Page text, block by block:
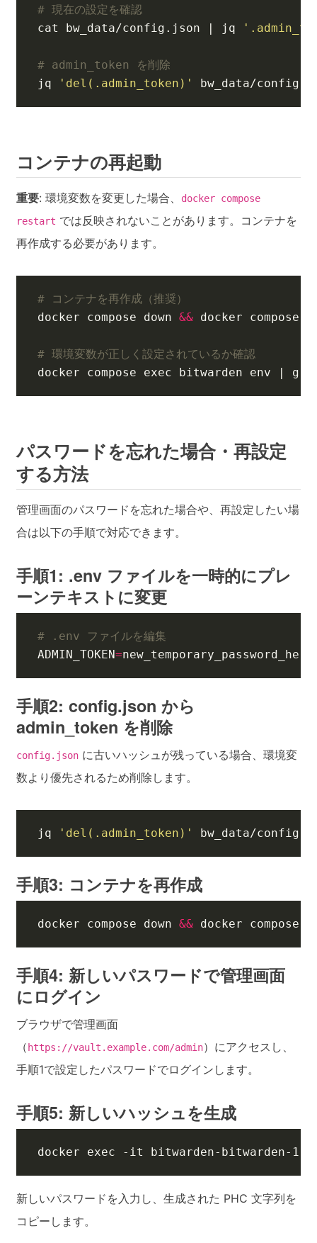
# 現在の設定を確認
cat bw_data/config.json
jq
# admin_token を削除
jq
'del(.admin_token)' bw_data/
コンテナの再起動
重要: 環境変数を変更した場合、
docker compose
restart では反映されないことがあります。コンテナを
再作成する必要があります。
# コンテナを再作成（推奨）
docker compose down &&
# 環境変数が正しく設定されているか確認
docker compose exec bitwarden env |
パスワードを忘れた場合・再設定
する方法
管理画面のパスワードを忘れた場合や、再設定したい場
合は以下の手順で対応できます。
手順1: .env ファイルを一時的にプレ
ーンテキストに変更
# .env ファイルを編集
ADMIN_TOKEN=new_temporary_password_here
手順2: config.json から
admin_token を削除
config.json に古いハッシュが残っている場合、環境変
数より優先されるため削除します。
jq 'del(.admin_token)' bw_data/
手順3: コンテナを再作成
docker compose down && docker compose
手順4: 新しいパスワードで管理画面
にログイン
ブラウザで管理画面
（ https://vault.example.com/admin）にアクセスし、
手順1で設定したパスワードでログインします。
手順5: 新しいハッシュを生成
docker exec -it bitwarden-bitwarden-1 /
新しいパスワードを入力し、生成された PHC 文字列を
コピーします。